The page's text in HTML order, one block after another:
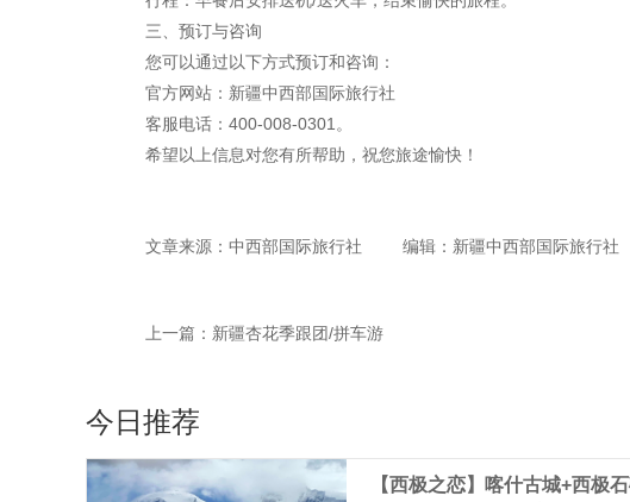
三、预订与咨询
您可以通过以下方式预订和咨询：
官方网站：新疆中西部国际旅行社
客服电话：400-008-0301。
希望以上信息对您有所帮助，祝您旅途愉快！
文章来源：中西部国际旅行社 编辑：新疆中西部国际旅行社
上一篇： 新疆杏花季跟团/拼车游
今日推荐
【西极之恋】喀什古城+西极